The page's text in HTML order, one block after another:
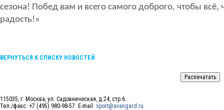
сезона! Побед вам и всего самого доброго, чтобы
радость!»
ВЕРНУТЬСЯ К СПИСКУ НОВОСТЕЙ
115035, г. Москва, ул. Садовническая, д.24, стр.6.
Тел./факс: +7 (495) 980-98-57. E-mail: sport@avangard.ru